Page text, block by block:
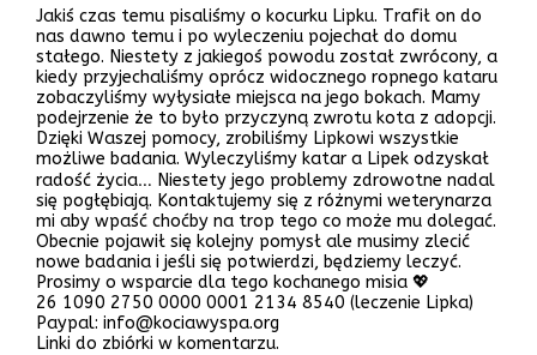
Jakiś czas temu pisaliśmy o kocurku Lipku. Trafił on do
nas dawno temu i po wyleczeniu pojechał do domu
stałego. Niestety z jakiegoś powodu został zwrócony, a
kiedy przyjechaliśmy oprócz widocznego ropnego kataru
zobaczyliśmy wyłysiałe miejsca na jego bokach. Mamy
podejrzenie że to było przyczyną zwrotu kota z adopcji.
Dzięki Waszej pomocy, zrobiliśmy Lipkowi wszystkie
możliwe badania. Wyleczyliśmy katar a Lipek odzyskał
radość życia… Niestety jego problemy zdrowotne nadal
się pogłębiają. Kontaktujemy się z różnymi weterynarza
mi aby wpaść choćby na trop tego co może mu dolegać.
Obecnie pojawił się kolejny pomysł ale musimy zlecić
nowe badania i jeśli się potwierdzi, będziemy leczyć.
Prosimy o wsparcie dla tego kochanego misia 💖
26 1090 2750 0000 0001 2134 8540 (leczenie Lipka)
Paypal: info@kociawyspa.org
Linki do zbiórki w komentarzu.